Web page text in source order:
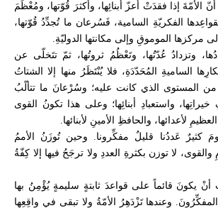
إذا فقدَتْ أعزّ أبنائِها، وأكثرَ قُوّتها، ومُعْظَمَ
الفكريّةِ السامية، فَسُرعان ما تُجدِّدُ قُوّتها،
مركزها الموموقِ وإلى مكانتها الدوليّةِ.
وتزدادُ عُدّتُها، وتَعْظُمُ ثروتُها، ثمّ تتَخلّى عن
الساميةِ المُحَدّدَةِ، فلا يُنْتَظَرُ منها إلا الشتاتُ
من المستوى الذي كانت عليه؛ وسُرْعانَ ما تتألّبُ
خيراتِها، واستعبادِ أبنائِها؛ وعلى هذا تكونُ القوى
لأعدائها، والحافظِ الأمينِ لأبنائها.
كثيرٌ عَددُنا قليلٌ مفكِّرونا. وحين تُوزَنُ الأممُ
لا توزن بكثرةِ العددِ ولا ترجَحُ فيها إلا كِفّةُ
يكونَ قائماً على قواعدَ ثابتةٍ سليمةٍ يُؤْمِنُ بها
المفكِّرُونَ. وعندها تَزْدَهِرُ الأمّةُ ولا تبقى في واقِعِها